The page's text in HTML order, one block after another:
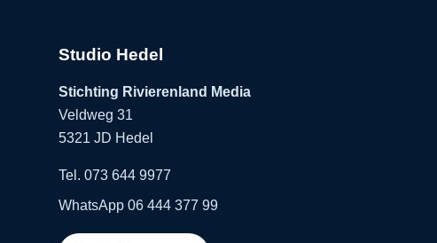
Studio Hedel
Stichting Rivierenland Media
Veldweg 31
5321 JD Hedel
Tel. 073 644 9977
WhatsApp 06 444 377 99